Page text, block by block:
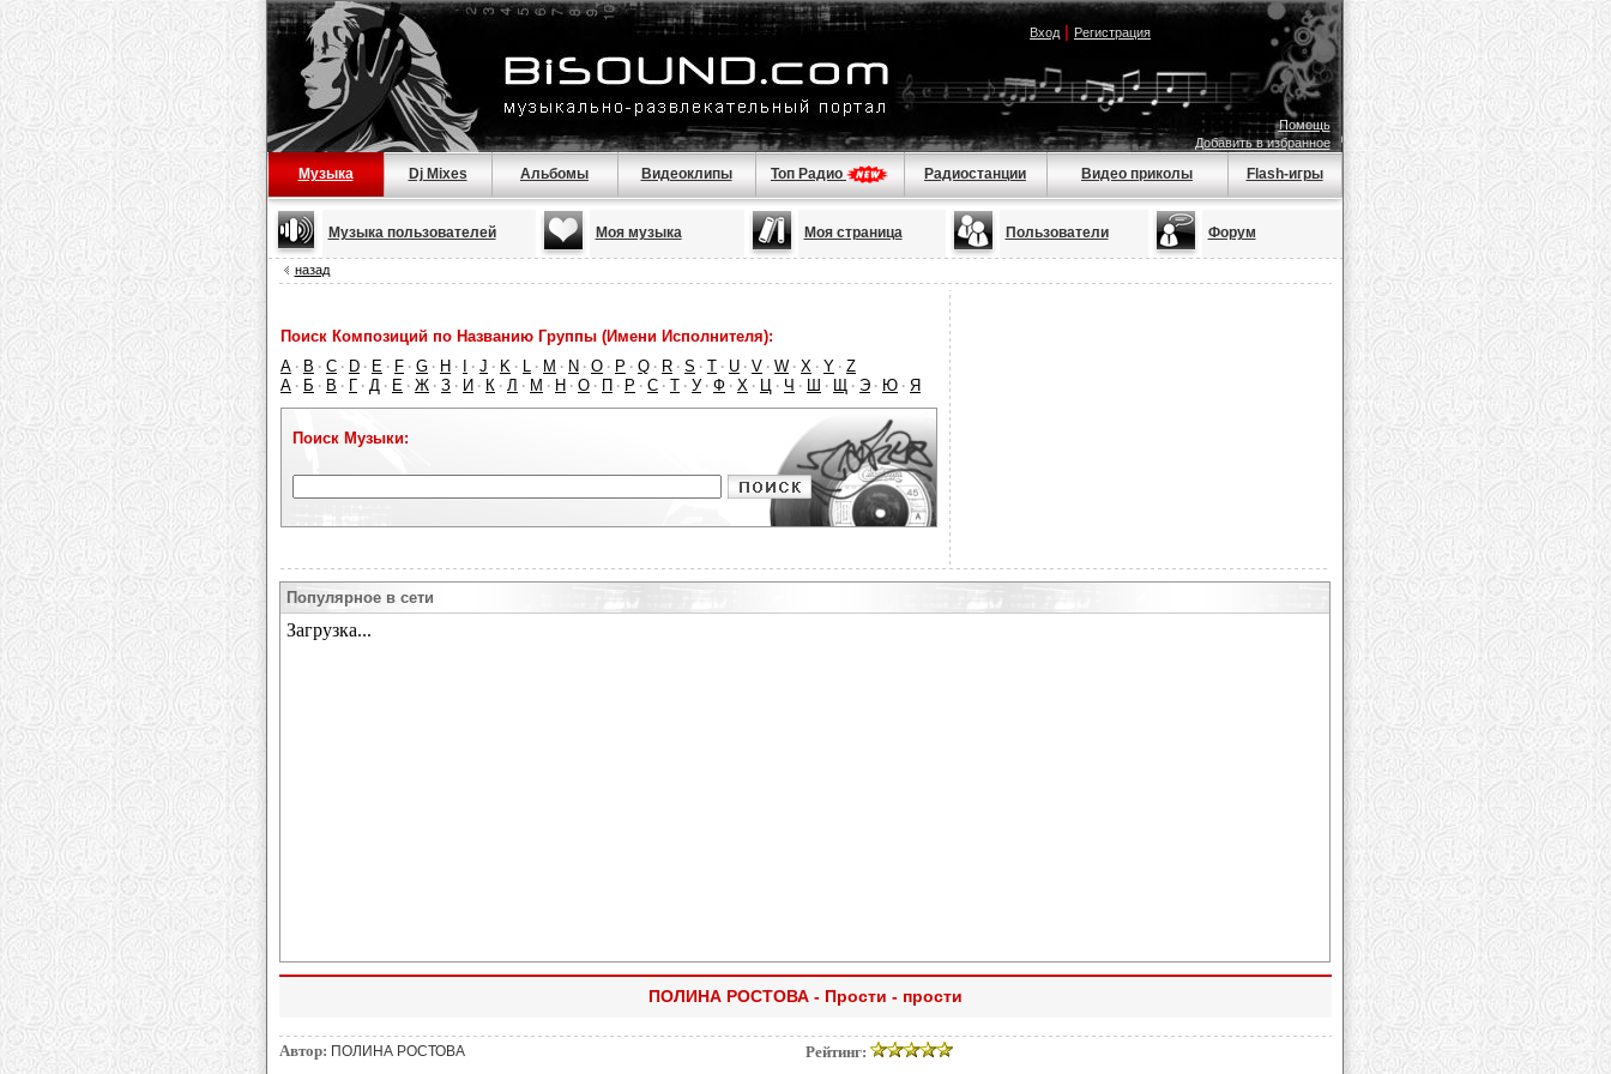
Вход| Регистрация
Помощь
Добавить в избранное
Музыка Dj Mixes Альбомы Видеоклипы Топ Радио Радиостанции Видео приколы Flash-игры
Музыка пользователей Моя музыка Моя страница Пользователи Форум
назад
Поиск Композиций по Названию Группы (Имени Исполнителя):
A · B · C · D · E · F · G · H · · J · K · L · M · N · O · P · Q · R · S · T · U · V · W · X · Y · Z
А · Б · В · Г · Д · Е · Ж · З · И · К · Л · М · Н · О · П · Р · С · Т · У · Ф · Х · Ц · Ч · Ш · Щ · Э · Ю · Я
Поиск Музыки:
Популярное в сети
ПОЛИНА РОСТОВА - Прости - прости
Автор: ПОЛИНА РОСТОВА
Рейтинг: